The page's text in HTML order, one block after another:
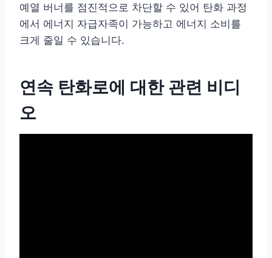
예열 버너를 점진적으로 차단할 수 있어 탄화 과정
에서 에너지 자급자족이 가능하고 에너지 소비를
크게 줄일 수 있습니다.
연속 탄화로에 대한 관련 비디
오